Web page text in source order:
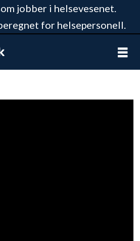
jobber i helsevesenet.
for helsepersonell.